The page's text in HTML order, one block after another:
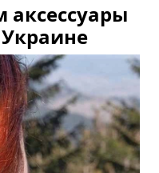
аксессуары